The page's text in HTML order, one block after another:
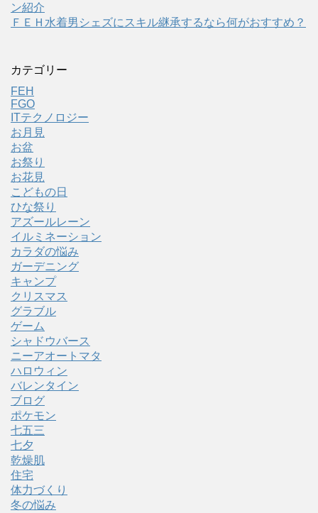
ン紹介
ＦＥＨ水着男シェズにスキル継承するなら何がおすすめ？
カテゴリー
FEH
FGO
ITテクノロジー
お月見
お盆
お祭り
お花見
こどもの日
ひな祭り
アズールレーン
イルミネーション
カラダの悩み
ガーデニング
キャンプ
クリスマス
グラブル
ゲーム
シャドウバース
ニーアオートマタ
ハロウィン
バレンタイン
ブログ
ポケモン
七五三
七夕
乾燥肌
住宅
体力づくり
冬の悩み